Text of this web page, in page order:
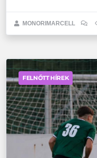
MONORIMARCELL
FELNŐTT HÍREK